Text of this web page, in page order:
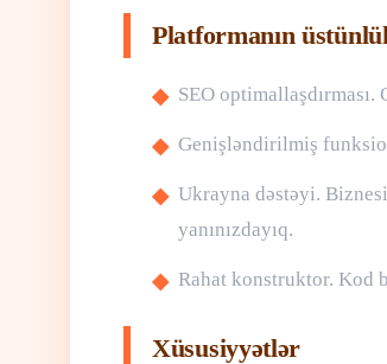
Platformanın
SEO
Genişləndirilmiş
Ukrayna dəstəyi.
yanınızdayıq.
Rahat konstruktor. Kod
Xüsusiyyətlər